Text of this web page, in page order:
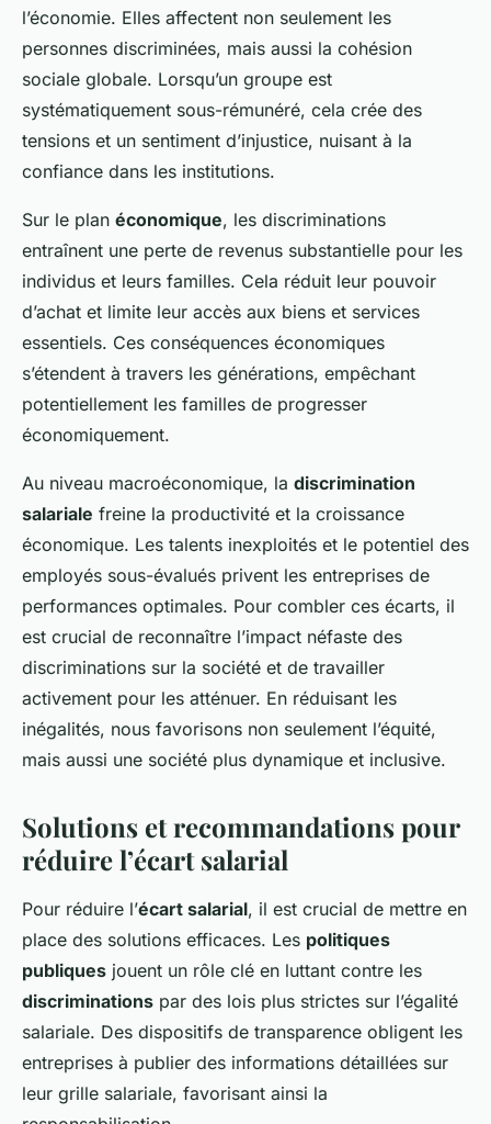
l’économie. Elles affectent non seulement les
personnes discriminées, mais aussi la cohésion
sociale globale. Lorsqu’un groupe est
systématiquement sous-rémunéré, cela crée des
tensions et un sentiment d’injustice, nuisant à la
confiance dans les institutions.
Sur le plan économique, les discriminations
entraînent une perte de revenus substantielle pour les
individus et leurs familles. Cela réduit leur pouvoir
d’achat et limite leur accès aux biens et services
essentiels. Ces conséquences économiques
s’étendent à travers les générations, empêchant
potentiellement les familles de progresser
économiquement.
Au niveau macroéconomique, la discrimination
salariale freine la productivité et la croissance
économique. Les talents inexploités et le potentiel des
employés sous-évalués privent les entreprises de
performances optimales. Pour combler ces écarts, il
est crucial de reconnaître l’impact néfaste des
discriminations sur la société et de travailler
activement pour les atténuer. En réduisant les
inégalités, nous favorisons non seulement l’équité,
mais aussi une société plus dynamique et inclusive.
Solutions et recommandations pour
réduire l’écart salarial
Pour réduire l’écart salarial, il est crucial de mettre en
place des solutions efficaces. Les politiques
publiques jouent un rôle clé en luttant contre les
discriminations par des lois plus strictes sur l’égalité
salariale. Des dispositifs de transparence obligent les
entreprises à publier des informations détaillées sur
leur grille salariale, favorisant ainsi la